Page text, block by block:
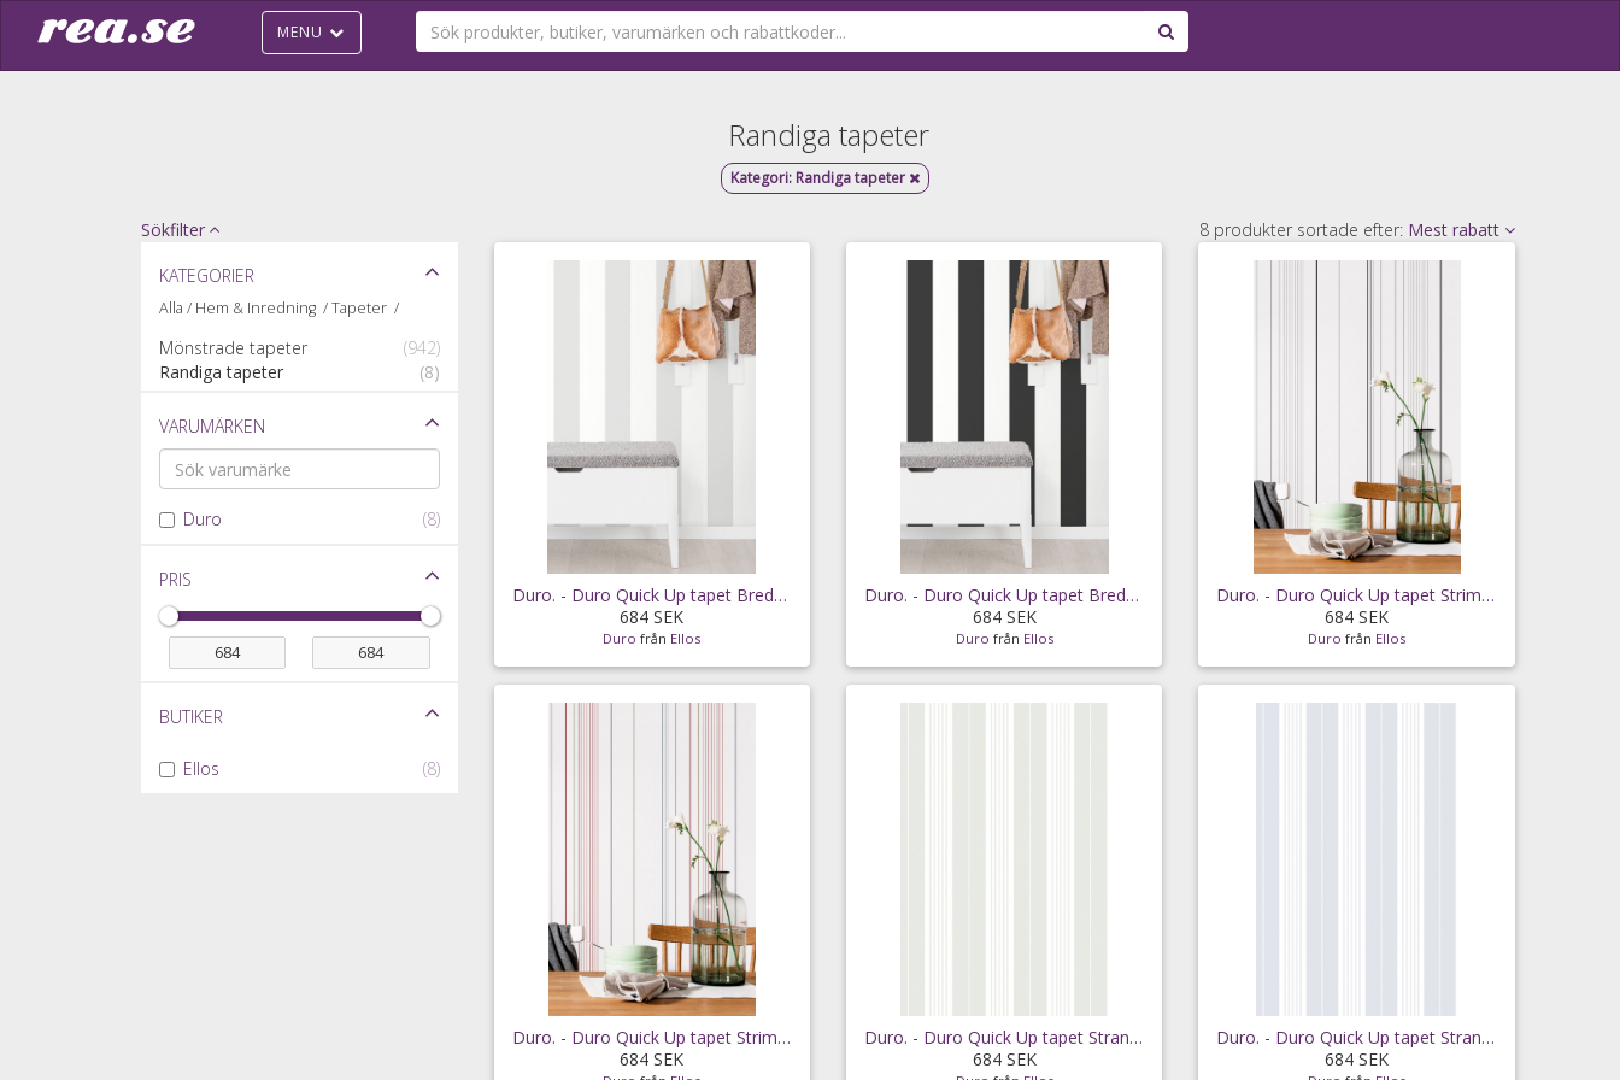
MENU
Randiga tapeter
Kategori: Randiga tapeter
Sökfilter 8 produkter sortade efter: Mest rabatt
Kategorier
Alla / Hem & Inredning /Tapeter /
Mönstrade tapeter
(942)
Randiga tapeter
(8)
Varumärken
Duro (8)
Pris
Butiker
Ellos (8)
Duro. - Duro Quick Up tapet Bredrand - Grå
684 SEK
Durofrån Ellos
Duro. - Duro Quick Up tapet Bredrand - Svart
684 SEK
Duro från Ellos
Duro. - Duro Quick Up tapet Strimma - Svart
684 SEK
Durofrån Ellos
Duro. - Duro Quick Up tapet Strimma - Blå
684 SEK
Duro. - Duro Quick Up tapet Strand - Grön
684 SEK
Duro. - Duro Quick Up tapet Strand - Blå
684 SEK